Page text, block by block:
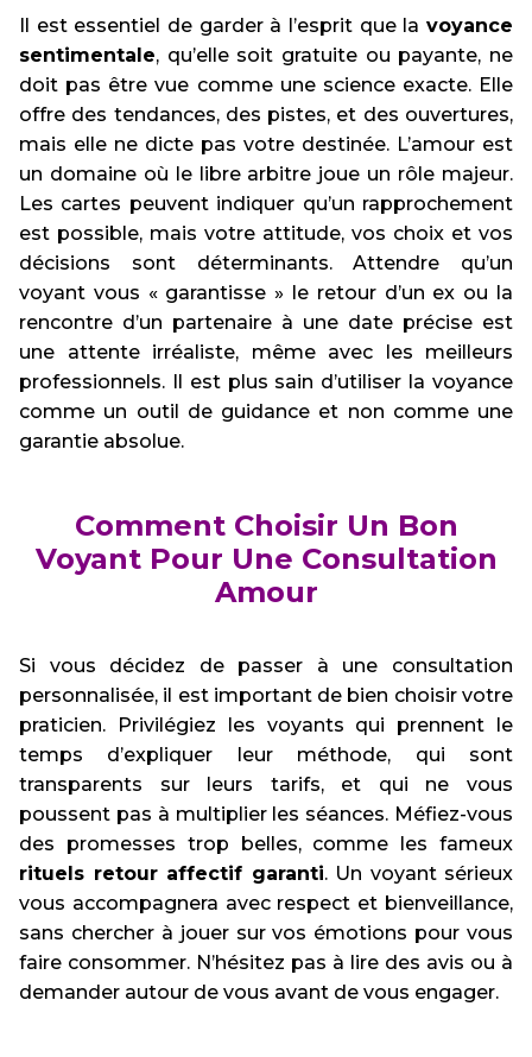
Il est essentiel de garder à l’esprit que la voyance
sentimentale, qu’elle soit gratuite ou payante, ne
doit pas être vue comme une science exacte. Elle
offre des tendances, des pistes, et des ouvertures,
mais elle ne dicte pas votre destinée. L’amour est
un domaine où le libre arbitre joue un rôle majeur.
Les cartes peuvent indiquer qu’un rapprochement
est possible, mais votre attitude, vos choix et vos
décisions sont déterminants. Attendre qu’un
voyant vous « garantisse » le retour d’un ex ou la
rencontre d’un partenaire à une date précise est
une attente irréaliste, même avec les meilleurs
professionnels. Il est plus sain d’utiliser la voyance
comme un outil de guidance et non comme une
garantie absolue.
Comment Choisir Un Bon
Voyant Pour Une Consultation
Amour
Si vous décidez de passer à une consultation
personnalisée, il est important de bien choisir votre
praticien. Privilégiez les voyants qui prennent le
temps d’expliquer leur méthode, qui sont
transparents sur leurs tarifs, et qui ne vous
poussent pas à multiplier les séances. Méfiez-vous
des promesses trop belles, comme les fameux
rituels retour affectif garanti. Un voyant sérieux
vous accompagnera avec respect et bienveillance,
sans chercher à jouer sur vos émotions pour vous
faire consommer. N’hésitez pas à lire des avis ou à
demander autour de vous avant de vous engager.